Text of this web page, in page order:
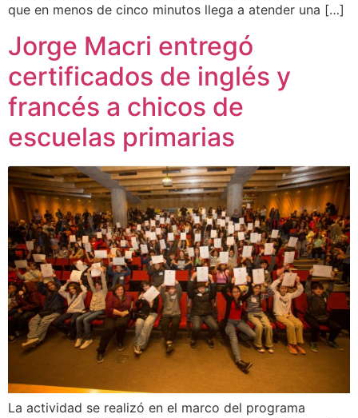
que en menos de cinco minutos llega a atender una […]
Jorge Macri entregó
certificados de inglés y
francés a chicos de
escuelas primarias
La actividad se realizó en el marco del programa